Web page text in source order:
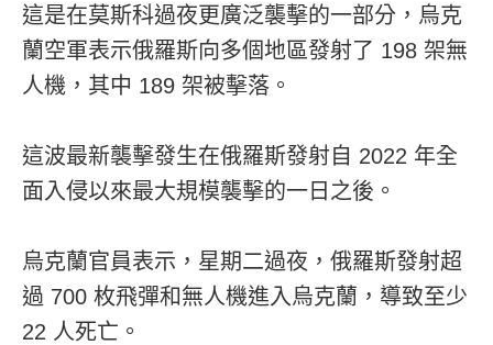
這是在莫斯科過夜更廣泛襲擊的一部分，烏克
蘭空軍表示俄羅斯向多個地區發射了 198 架無
人機，其中 189 架被擊落。
這波最新襲擊發生在俄羅斯發射自 2022 年全
面入侵以來最大規模襲擊的一日之後。
烏克蘭官員表示，星期二過夜，俄羅斯發射超
過 700 枚飛彈和無人機進入烏克蘭，導致至少
22 人死亡。